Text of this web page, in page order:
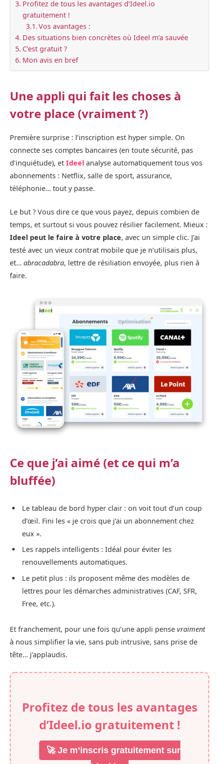
Profitez de tous les avantages d’Ideel.io
gratuitement !
Vos avantages :
Des situations bien concrètes où Ideel m’a sauvée
C’est gratuit ?
Mon avis en bref
Une appli qui fait les choses à
votre place (vraiment ?)
Première surprise : l’inscription est hyper simple. On
connecte ses comptes bancaires (en toute sécurité, pas
d’inquiétude), et Ideel analyse automatiquement tous vos
abonnements : Netflix, salle de sport, assurance,
téléphonie… tout y passe.
Le but ? Vous dire ce que vous payez, depuis combien de
temps, et surtout si vous pouvez résilier facilement. Mieux :
Ideel peut le faire à votre place, avec un simple clic. J’ai
testé avec un vieux contrat mobile que je n’utilisais plus,
et… abracadabra, lettre de résiliation envoyée, plus rien à
faire.
Ce que j’ai aimé (et ce qui m’a
bluffée)
Le tableau de bord hyper clair : on voit tout d’un coup
d’œil. Fini les « je crois que j’ai un abonnement chez
eux ».
Les rappels intelligents : Idéal pour éviter les
renouvellements automatiques.
Le petit plus : ils proposent même des modèles de
lettres pour les démarches administratives (CAF, SFR,
Free, etc.).
Et franchement, pour une fois qu’une appli pense vraiment
à nous simplifier la vie, sans pub intrusive, sans prise de
tête… j’applaudis.
Profitez de tous les avantages
d’Ideel.io gratuitement !
🚀 Je m’inscris gratuitement sur